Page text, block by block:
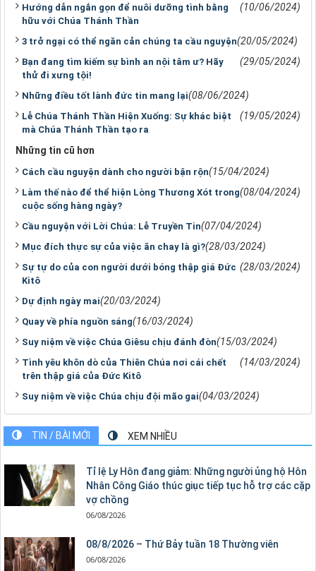
Hướng dẫn ngắn gọn để nuôi dưỡng tình bằng
hữu với Chúa Thánh Thần
(10/06/2024)
3 trở ngại có thể ngăn cản chúng ta cầu nguyện(20/05/2024)
Bạn đang tìm kiếm sự bình an nội tâm ư? Hãy
thử đi xưng tội!
(29/05/2024)
Những điều tốt lành đức tin mang lại(08/06/2024)
Lễ Chúa Thánh Thần Hiện Xuống: Sự khác biệt
mà Chúa Thánh Thần tạo ra
(19/05/2024)
Những tin cũ hơn
Cách cầu nguyện dành cho người bận rộn(15/04/2024)
Làm thế nào để thể hiện Lòng Thương Xót trong
cuộc sống hàng ngày?
(08/04/2024)
Cầu nguyện với Lời Chúa: Lễ Truyền Tin(07/04/2024)
Mục đích thực sự của việc ăn chay là gì?(28/03/2024)
Sự tự do của con người dưới bóng thập giá Đức
Kitô
(28/03/2024)
Dự định ngày mai(20/03/2024)
Quay về phía nguồn sáng(16/03/2024)
Suy niệm về việc Chúa Giêsu chịu đánh đòn(15/03/2024)
Tình yêu khôn dò của Thiên Chúa nơi cái chết
trên thập giá của Đức Kitô
(14/03/2024)
Suy niệm về việc Chúa chịu đội mão gai(04/03/2024)
TIN / BÀI MỚI XEM NHIỀU
Tỉ lệ Ly Hôn đang giảm: Những người ủng hộ Hôn
Nhân Công Giáo thúc giục tiếp tục hỗ trợ các cặp
vợ chồng
06/08/2026
08/8/2026 – Thứ Bảy tuần 18 Thường viên
06/08/2026